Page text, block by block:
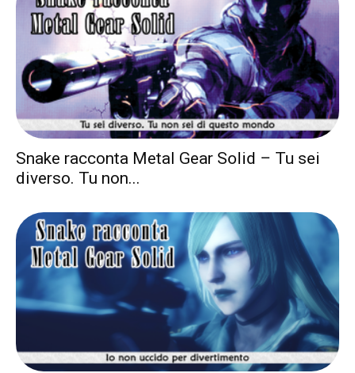
Snake racconta Metal Gear Solid – Tu sei
diverso. Tu non...